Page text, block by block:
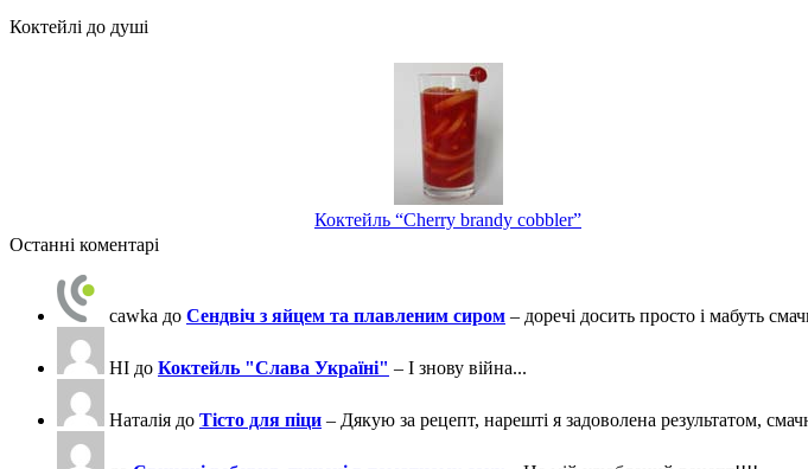
Коктейлі до душі
Коктейль “Cherry brandy cobbler”
Останні коментарі
cawka до Сендвіч з яйцем та плавленим сиром – доречі досить просто і мабуть
НІ до Коктейль "Слава Україні" – І знову війна...
Наталія до Тісто для піци – Дякую за рецепт, нарешті я задоволена результатом,